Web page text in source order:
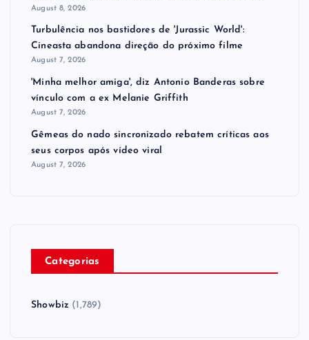
August 8, 2026
Turbulência nos bastidores de 'Jurassic World':
Cineasta abandona direção do próximo filme
August 7, 2026
'Minha melhor amiga', diz Antonio Banderas sobre
vínculo com a ex Melanie Griffith
August 7, 2026
Gêmeas do nado sincronizado rebatem críticas ​a​os
seus corpos após vídeo viral
August 7, 2026
Categorias
Showbiz (1,789)